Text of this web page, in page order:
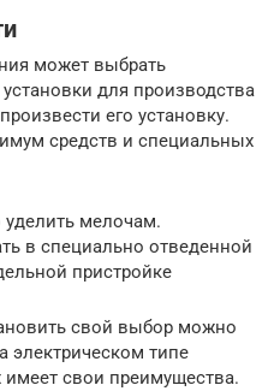
может выбрать
для производства
его установку.
средств и специальных
мелочам.
в специально отведенной
пристройке
свой выбор можно
электрическом типе
свои преимущества.